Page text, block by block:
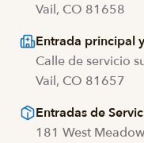
Vail, CO 81658
Entrada principal
Calle de servicio
Vail, CO 81657
Entradas de
181 West